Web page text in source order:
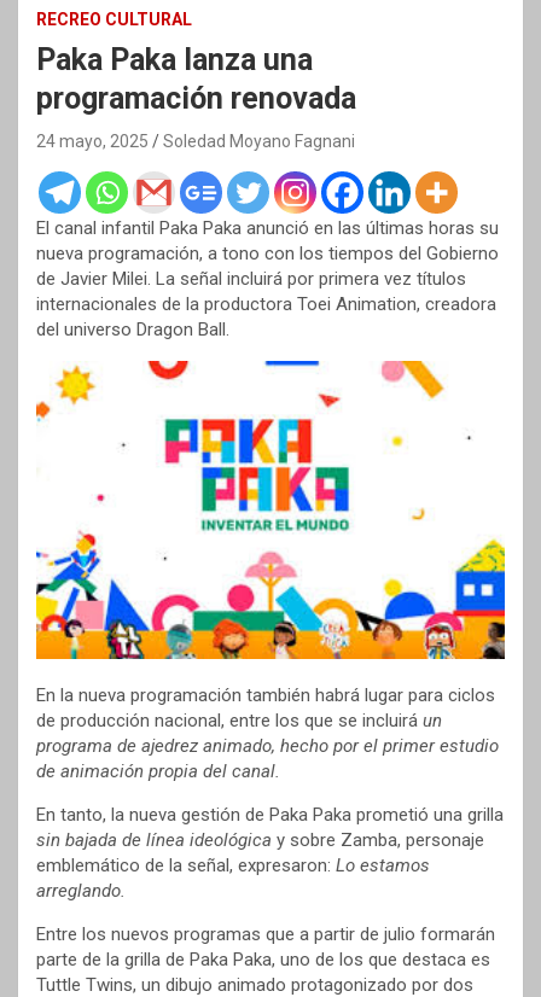
RECREO CULTURAL
Paka Paka lanza una
programación renovada
24 mayo, 2025 Soledad Moyano Fagnani
El canal infantil Paka Paka anunció en las últimas horas su
nueva programación, a tono con los tiempos del Gobierno
de Javier Milei. La señal incluirá por primera vez títulos
internacionales de la productora Toei Animation, creadora
del universo Dragon Ball.
En la nueva programación también habrá lugar para ciclos
de producción nacional, entre los que se incluirá un
programa de ajedrez animado, hecho por el primer estudio
de animación propia del canal.
En tanto, la nueva gestión de Paka Paka prometió una grilla
sin bajada de línea ideológica y sobre Zamba, personaje
emblemático de la señal, expresaron: Lo estamos
arreglando.
Entre los nuevos programas que a partir de julio formarán
parte de la grilla de Paka Paka, uno de los que destaca es
Tuttle Twins, un dibujo animado protagonizado por dos